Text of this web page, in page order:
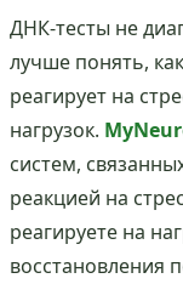
ДНК-тесты не
лучше понять,
реагирует на
нагрузок.
систем,
реакцией на
реагируете на
восстановления